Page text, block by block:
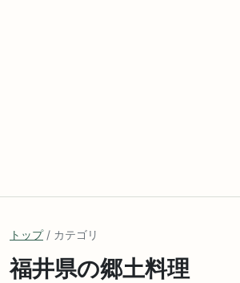
トップ/ カテゴリ
福井県の郷土料理